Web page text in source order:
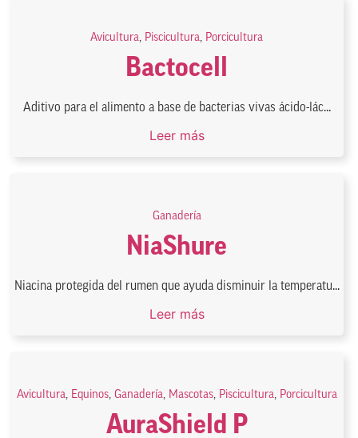
Avicultura, Piscicultura, Porcicultura
Bactocell
Aditivo para el alimento a base de bacterias vivas ácido-lác...
Leer más
Ganadería
NiaShure
Niacina protegida del rumen que ayuda disminuir la temperatu...
Leer más
Avicultura, Equinos, Ganadería, Mascotas, Piscicultura, Porcicultura
AuraShield P